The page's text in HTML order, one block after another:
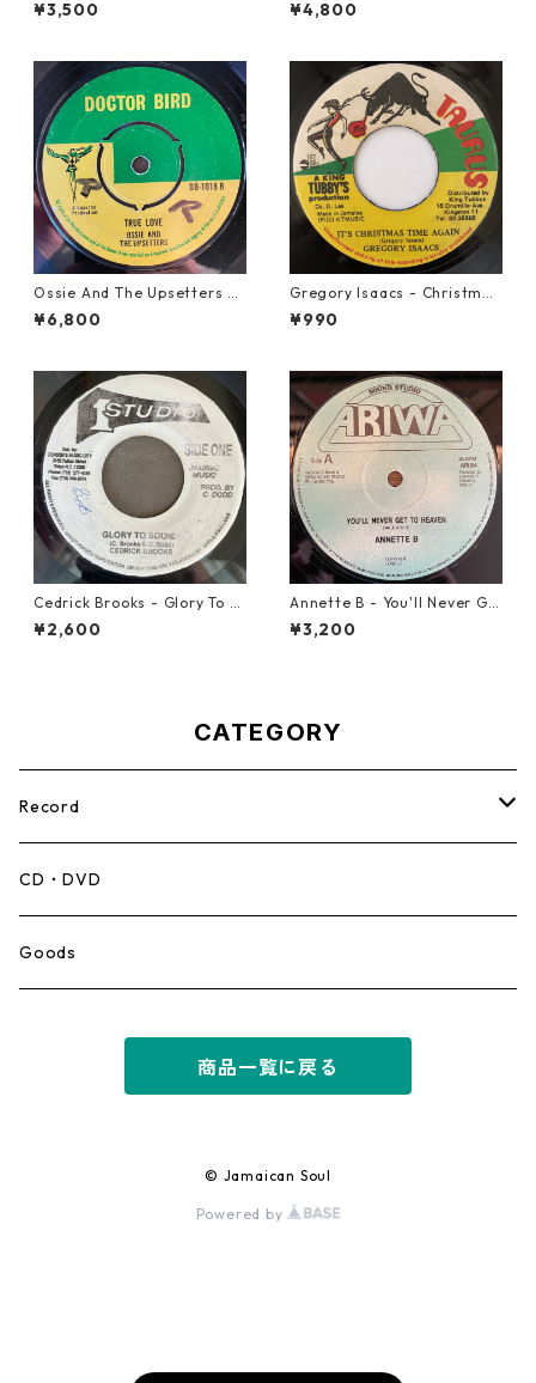
50068】
¥3,500 ¥4,800
Ossie And The Upsetters -
True Love【7-22000】
¥6,800
Gregory Isaacs - Christmas
Time Once Again【7-2058
9】
¥990
Cedrick Brooks - Glory To S
ounds【7-21786】
¥2,600
Annette B - You'll Never Ge
t To Heaven【12-50058】
¥3,200
CATEGORY
Record
Mento,Calypso,Ballad
Ska
CD・DVD
Goods
商品一覧に戻る
© Jamaican Soul
Powered by